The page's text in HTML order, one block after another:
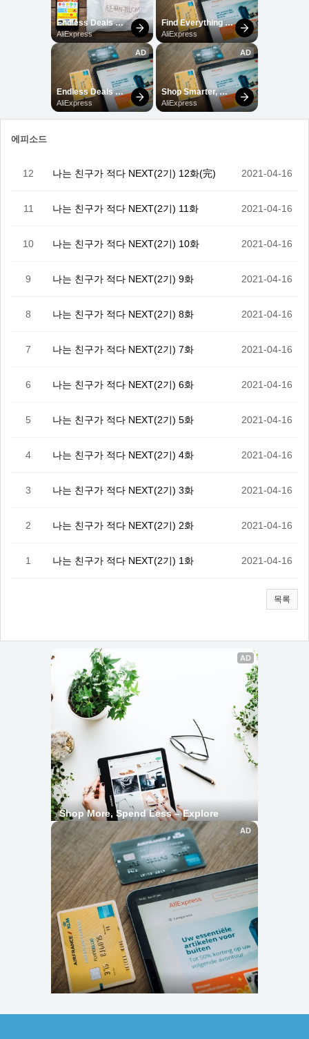
에피소드
12 나는 친구가 적다 NEXT(2기) 12화(完) 2021-04-16
11 나는 친구가 적다 NEXT(2기) 11화 2021-04-16
10 나는 친구가 적다 NEXT(2기) 10화 2021-04-16
9 나는 친구가 적다 NEXT(2기) 9화 2021-04-16
8 나는 친구가 적다 NEXT(2기) 8화 2021-04-16
7 나는 친구가 적다 NEXT(2기) 7화 2021-04-16
6 나는 친구가 적다 NEXT(2기) 6화 2021-04-16
5 나는 친구가 적다 NEXT(2기) 5화 2021-04-16
4 나는 친구가 적다 NEXT(2기) 4화 2021-04-16
3 나는 친구가 적다 NEXT(2기) 3화 2021-04-16
2 나는 친구가 적다 NEXT(2기) 2화 2021-04-16
1 나는 친구가 적다 NEXT(2기) 1화 2021-04-16
목록